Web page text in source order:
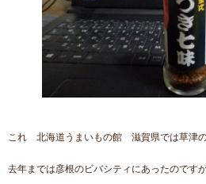
これ 北海道うまいもの館 滋賀県では草津
去年までは彦根のビバシティにあったのです